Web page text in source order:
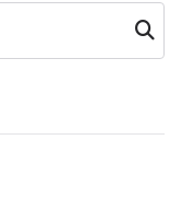
Buscar